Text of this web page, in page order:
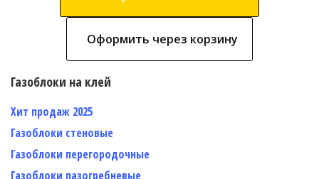
Оформить через корзину
Газоблоки на клей
Хит продаж 2025
Газоблоки стеновые
Газоблоки перегородочные
Газоблоки пазогребневые